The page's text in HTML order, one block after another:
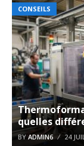
CONSEILS
quelles
BY ADMIN6 24